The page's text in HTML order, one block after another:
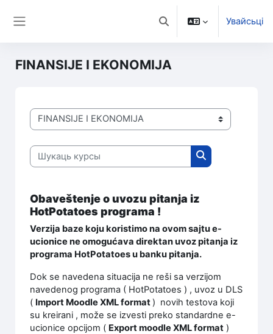
Пераключыць уводУвайсьці
FINANSIJE I EKONOMIJA
Катэгорыі курсаў
Шукаць курсы
Шукаць курсы
Obaveštenje o uvozu pitanja iz
HotPotatoes programa !
Verzija baze koju koristimo na ovom sajtu e-
ucionice ne omogućava direktan uvoz pitanja iz
programa HotPotatoes u banku pitanja.
Dok se navedena situacija ne reši sa verzijom
navedenog programa ( HotPotatoes ) , uvoz u DLS
( Import Moodle XML format ) novih testova koji
su kreirani , može se izvesti preko standardne e-
ucionice opcijom ( Export moodle XML format )